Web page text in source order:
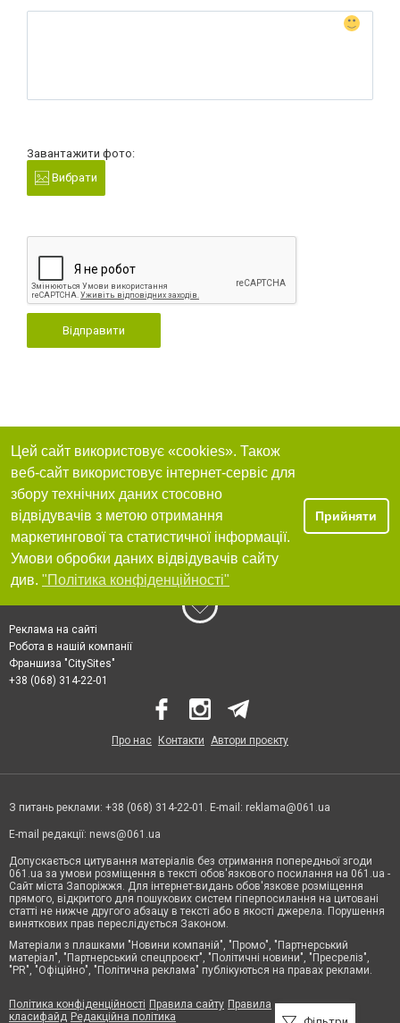
Завантажити фото:
Вибрати
Відправити
Цей сайт використовує «cookies». Також
веб-сайт використовує інтернет-сервіс для
збору технічних даних стосовно
відвідувачів з метою отримання
маркетингової та статистичної інформації.
Умови обробки даних відвідувачів сайту
див. "Політика конфіденційності"
Прийняти
Реклама на сайті
Робота в нашій компанії
Франшиза "CitySites"
+38 (068) 314-22-01
Про нас Контакти Автори проєкту
З питань реклами: +38 (068) 314-22-01. E-mail: reklama@061.ua
E-mail редакції: news@061.ua
Допускається цитування матеріалів без отримання попередньої згоди
061.ua за умови розміщення в тексті обов'язкового посилання на 061.ua -
Сайт міста Запоріжжя. Для інтернет-видань обов'язкове розміщення
прямого, відкритого для пошукових систем гіперпосилання на цитовані
статті не нижче другого абзацу в тексті або в якості джерела. Порушення
виняткових прав переслідується Законом.
Матеріали з плашками "Новини компаній", "Промо", "Партнерський
матеріал", "Партнерський спецпроєкт", "Політичні новини", "Пресреліз",
"PR", "Офіційно", "Політична реклама" публікуються на правах реклами.
Політика конфіденційності Правила сайту Правила
класифайд Редакційна політика